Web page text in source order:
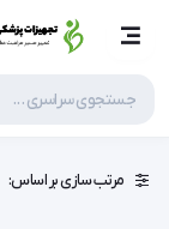
مرتب سازی بر اساس: